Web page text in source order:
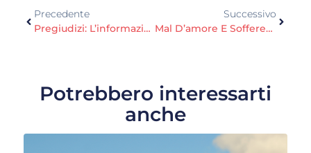
Precedente
Pregiudizi: L’informazione Non Basta
Successivo
Mal D’amore E Sofferenza Emotiva
Potrebbero interessarti
anche